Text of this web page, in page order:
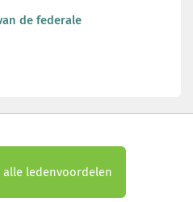
de federale
ledenvoordelen